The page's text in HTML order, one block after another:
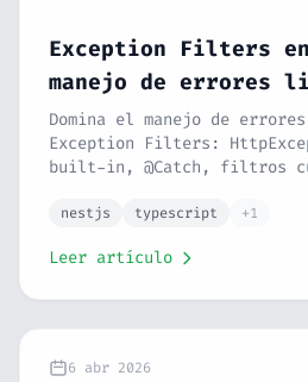
Exception Filters
manejo de errores
Domina el manejo de
Exception Filters:
built-in, @Catch, filtros
filtros globales. Errores
nestjs typescript +1
Leer artículo
6 abr 2026